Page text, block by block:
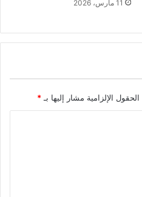
11 مارس، 2026
الحقول الإلزامية مشار إليها بـ *